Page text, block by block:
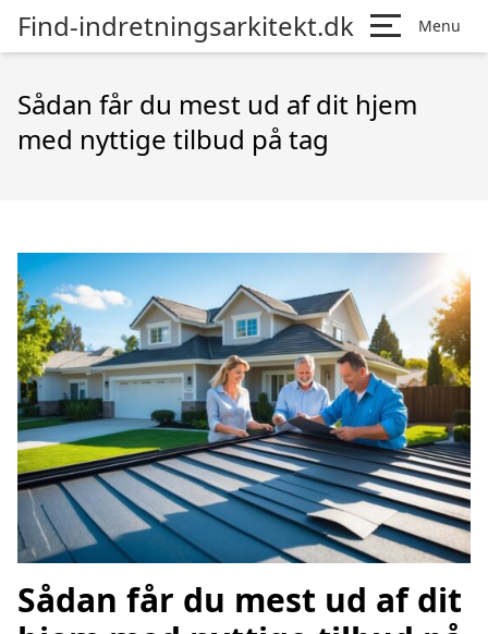
Find-indretningsarkitekt.dk Menu
Sådan får du mest ud af dit hjem
med nyttige tilbud på tag
Sådan får du mest ud af dit